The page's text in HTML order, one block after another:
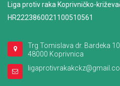
Liga protiv raka Koprivničko-
HR2223860021100510561
Trg Tomislava dr. Bardeka
48000 Koprivnica